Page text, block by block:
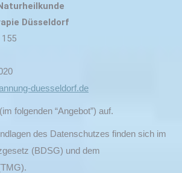
Düsseldorf
duesseldorf.de
folgenden “Angebot”) auf.
des Datenschutzes finden sich im
(BDSG) und dem